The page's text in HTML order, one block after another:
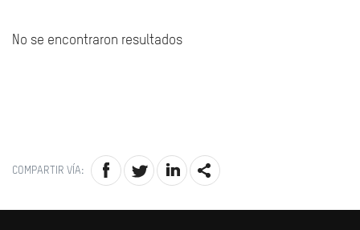
No se encontraron resultados
COMPARTIR VÍA: